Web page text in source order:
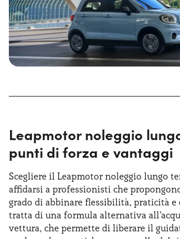
Leapmotor noleggio
punti di forza e vantaggi
Scegliere il Leapmotor noleggio lungo
affidarsi a professionisti che
grado di abbinare flessibilità, praticità e
tratta di una formula alternativa
vettura, che permette di liberare il